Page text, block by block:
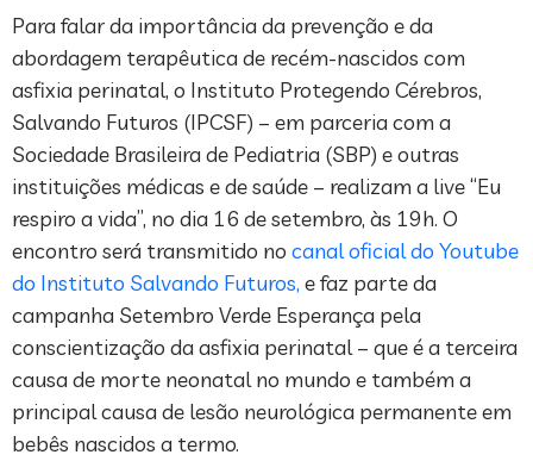
Para falar da importância da prevenção e da
abordagem terapêutica de recém-nascidos com
asfixia perinatal, o Instituto Protegendo Cérebros,
Salvando Futuros (IPCSF) – em parceria com a
Sociedade Brasileira de Pediatria (SBP) e outras
instituições médicas e de saúde – realizam a live “Eu
respiro a vida”, no dia 16 de setembro, às 19h. O
encontro será transmitido no canal oficial do Youtube
do Instituto Salvando Futuros, e faz parte da
campanha Setembro Verde Esperança pela
conscientização da asfixia perinatal – que é a terceira
causa de morte neonatal no mundo e também a
principal causa de lesão neurológica permanente em
bebês nascidos a termo.